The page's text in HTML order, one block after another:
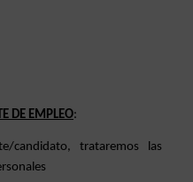
DE EMPLEO:
candidato, trataremos las